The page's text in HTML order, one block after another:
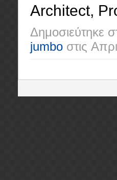
Architect,
Δημοσιεύτηκε
jumbo στις